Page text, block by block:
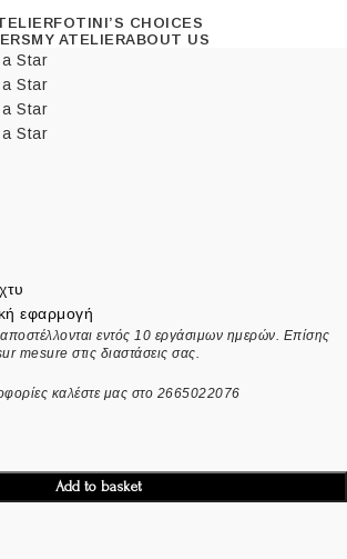
FOTINI’S CHOICES
MY ATELIERABOUT US
εφαρμογή
εντός 10 εργάσιμων ημερών. Επίσης
mesure στις διαστάσεις σας.
καλέστε μας στο 2665022076
Add to basket